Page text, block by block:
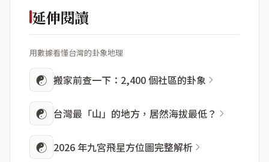
延伸閱讀
用數據看懂台灣的卦象地理
☯ 搬家前查一下：2,400 個社區的卦象
☯ 台灣最「山」的地方，居然海拔最低？
☯ 2026 年九宮飛星方位圖完整解析